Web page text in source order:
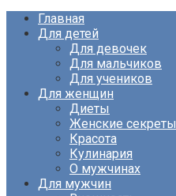
Главная
Для детей
Для девочек
Для мальчиков
Для учеников
Для женщин
Диеты
Женские секреты
Красота
Кулинария
О мужчинах
Для мужчин